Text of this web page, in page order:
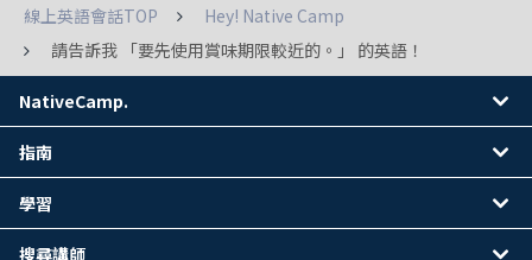
線上英語會話TOP
Hey! Native Camp
請告訴我 「要先使用賞味期限較近的。」 的英語！
NativeCamp.
指南
學習
搜尋講師